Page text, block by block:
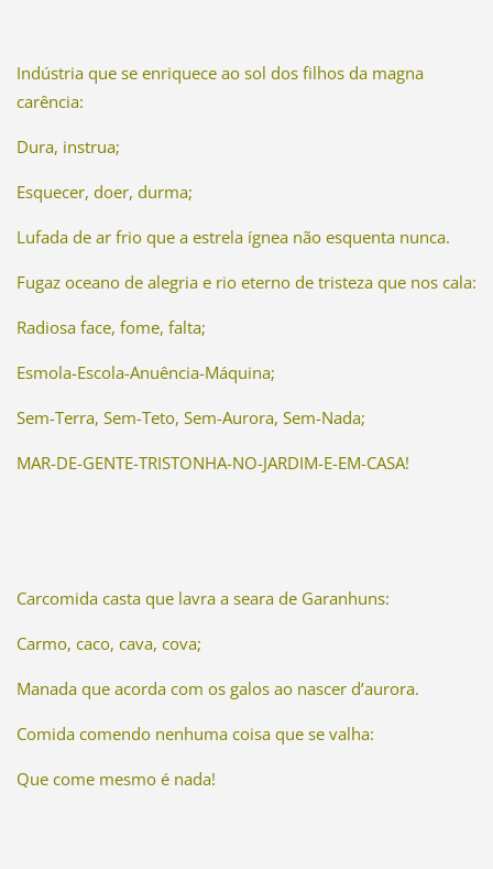
Indústria que se enriquece ao sol dos filhos da magna
carência:
Dura, instrua;
Esquecer, doer, durma;
Lufada de ar frio que a estrela ígnea não esquenta nunca.
Fugaz oceano de alegria e rio eterno de tristeza que nos cala:
Radiosa face, fome, falta;
Esmola-Escola-Anuência-Máquina;
Sem-Terra, Sem-Teto, Sem-Aurora, Sem-Nada;
MAR-DE-GENTE-TRISTONHA-NO-JARDIM-E-EM-CASA!
Carcomida casta que lavra a seara de Garanhuns:
Carmo, caco, cava, cova;
Manada que acorda com os galos ao nascer d’aurora.
Comida comendo nenhuma coisa que se valha:
Que come mesmo é nada!